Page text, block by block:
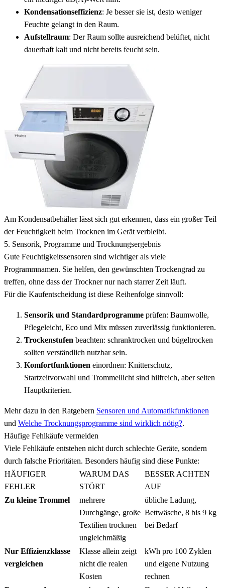
Kondensationseffizienz: Je besser sie ist, desto weniger
Feuchte gelangt in den Raum.
Aufstellraum: Der Raum sollte ausreichend belüftet, nicht
dauerhaft kalt und nicht bereits feucht sein.
Am Kondensatbehälter lässt sich gut erkennen, dass ein großer Teil
der Feuchtigkeit beim Trocknen im Gerät verbleibt.
5. Sensorik, Programme und Trocknungsergebnis
Gute Feuchtigkeitssensoren sind wichtiger als viele
Programmnamen. Sie helfen, den gewünschten Trockengrad zu
treffen, ohne dass der Trockner nur nach starrer Zeit läuft.
Für die Kaufentscheidung ist diese Reihenfolge sinnvoll:
Sensorik und Standardprogramme prüfen: Baumwolle,
Pflegeleicht, Eco und Mix müssen zuverlässig funktionieren.
Trockenstufen beachten: schranktrocken und bügeltrocken
sollten verständlich nutzbar sein.
Komfortfunktionen einordnen: Knitterschutz,
Startzeitvorwahl und Trommellicht sind hilfreich, aber selten
Hauptkriterien.
Mehr dazu in den Ratgebern Sensoren und Automatikfunktionen
und Welche Trocknungsprogramme sind wirklich nötig?.
Häufige Fehlkäufe vermeiden
Viele Fehlkäufe entstehen nicht durch schlechte Geräte, sondern
durch falsche Prioritäten. Besonders häufig sind diese Punkte:
HÄUFIGER
FEHLER
WARUM DAS
STÖRT
BESSER ACHTEN
AUF
Zu kleine Trommel
mehrere
Durchgänge, große
Textilien trocknen
ungleichmäßig
übliche Ladung,
Bettwäsche, 8 bis 9 kg
bei Bedarf
Nur Effizienzklasse
vergleichen
Klasse allein zeigt
nicht die realen
Kosten
kWh pro 100 Zyklen
und eigene Nutzung
rechnen